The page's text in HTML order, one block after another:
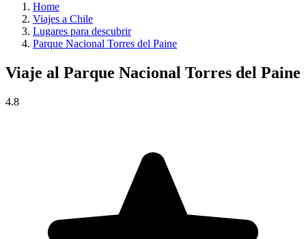
Home
Viajes a Chile
Lugares para descubrir
Parque Nacional Torres del Paine
Viaje al Parque Nacional Torres del Paine
4.8